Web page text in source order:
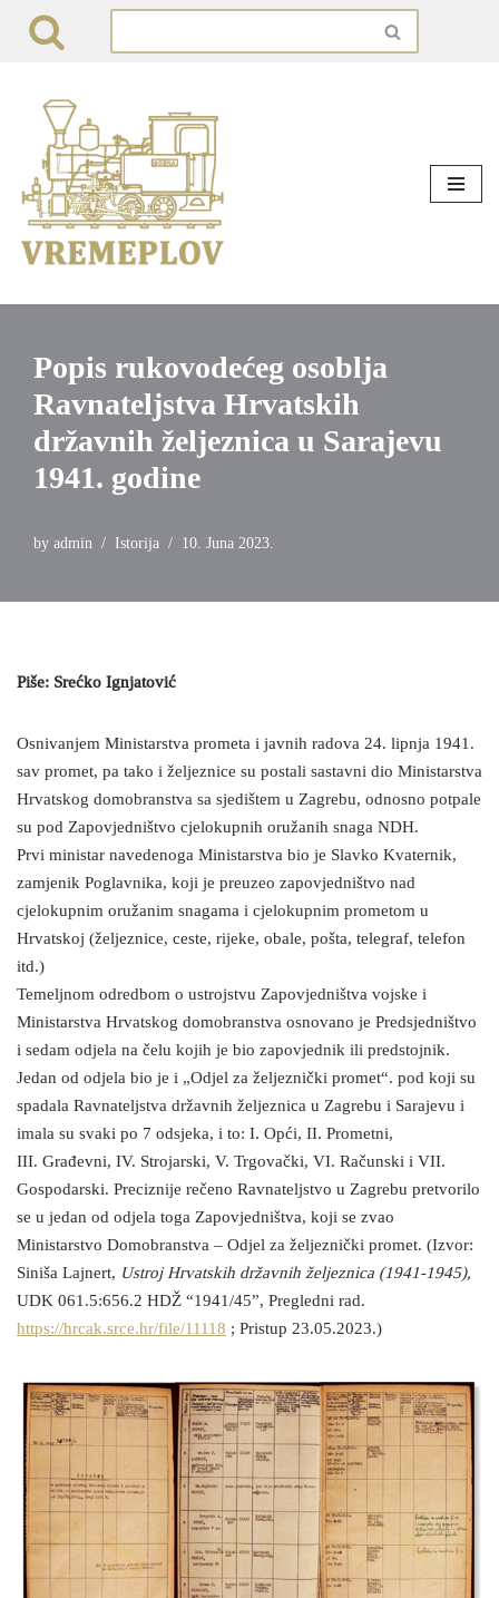
content
Popis rukovodećeg osoblja
Ravnateljstva Hrvatskih
državnih željeznica u Sarajevu
1941. godine
by admin Istorija 10. Juna 2023.
Piše: Srećko Ignjatović
Osnivanjem Ministarstva prometa i javnih radova 24. lipnja 1941.
sav promet, pa tako i željeznice su postali sastavni dio Ministarstva
Hrvatskog domobranstva sa sjedištem u Zagrebu, odnosno potpale
su pod Zapovjedništvo cjelokupnih oružanih snaga NDH.
Prvi ministar navedenoga Ministarstva bio je Slavko Kvaternik,
zamjenik Poglavnika, koji je preuzeo zapovjedništvo nad
cjelokupnim oružanim snagama i cjelokupnim prometom u
Hrvatskoj (željeznice, ceste, rijeke, obale, pošta, telegraf, telefon
itd.)
Temeljnom odredbom o ustrojstvu Zapovjedništva vojske i
Ministarstva Hrvatskog domobranstva osnovano je Predsjedništvo
i sedam odjela na čelu kojih je bio zapovjednik ili predstojnik.
Jedan od odjela bio je i „Odjel za željeznički promet“. pod koji su
spadala Ravnateljstva državnih željeznica u Zagrebu i Sarajevu i
imala su svaki po 7 odsjeka, i to: I. Opći, II. Prometni,
III. Građevni, IV. Strojarski, V. Trgovački, VI. Računski i VII.
Gospodarski. Preciznije rečeno Ravnateljstvo u Zagrebu pretvorilo
se u jedan od odjela toga Zapovjedništva, koji se zvao
Ministarstvo Domobranstva – Odjel za željeznički promet. (Izvor:
Siniša Lajnert, Ustroj Hrvatskih državnih željeznica (1941-1945),
UDK 061.5:656.2 HDŽ “1941/45”, Pregledni rad.
https://hrcak.srce.hr/file/11118 ; Pristup 23.05.2023.)